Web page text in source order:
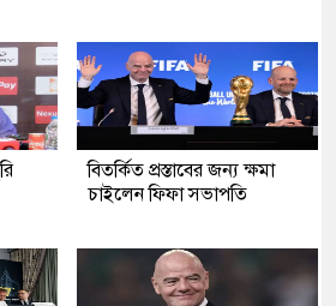
বিতর্কিত প্রস্তাবের জন্য ক্ষমা
চাইলেন ফিফা সভাপতি